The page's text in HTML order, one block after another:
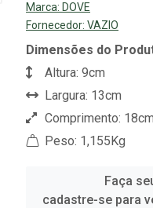
Marca: DOVE
Fornecedor: VAZIO
Dimensões do
Altura: 9cm
Largura: 13cm
Comprimento: 18cm
Peso: 1,155Kg
Faça
cadastre-se para